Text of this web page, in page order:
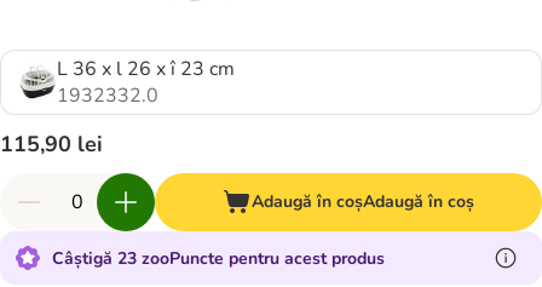
L 36 x l 26 x î 23 cm
1932332.0
115,90 lei
Adaugă în coșAdaugă în coș
Câștigă 23 zooPuncte pentru acest produs